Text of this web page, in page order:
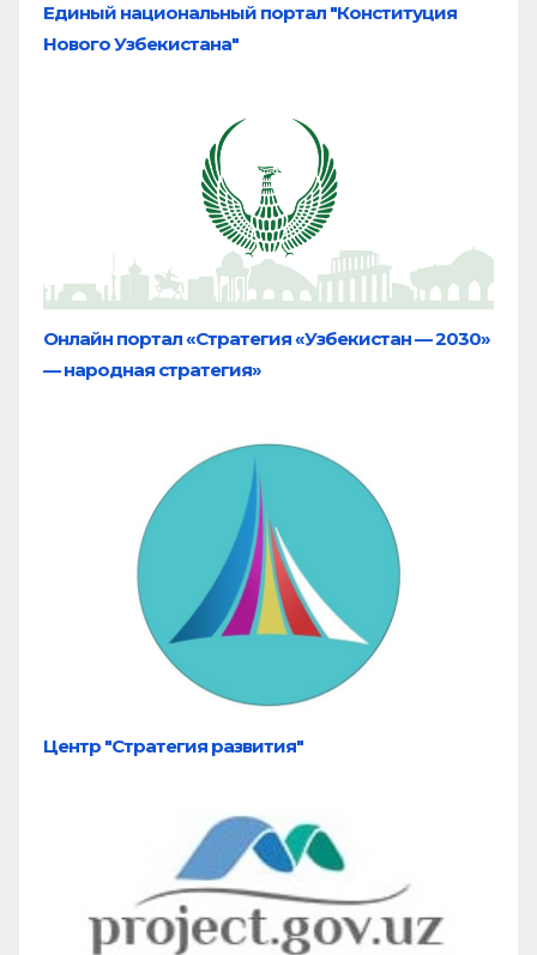
Единый национальный портал "Конституция
Нового Узбекистана"
Онлайн портал «Стратегия «Узбекистан — 2030»
— народная стратегия»
Центр "Стратегия развития"